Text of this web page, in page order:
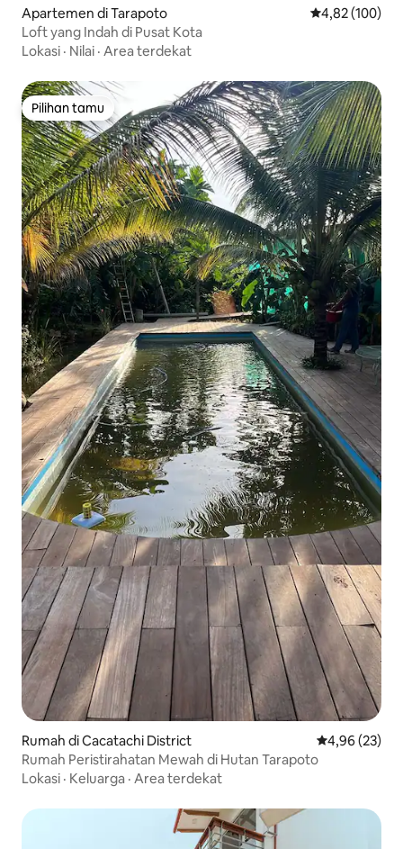
Apartemen di Tarapoto Nilai rata-rata
4,82 (100)
Loft yang Indah di Pusat Kota
Lokasi · Nilai · Area terdekat
Pilihan tamu
Pilihan tamu
Rumah di Cacatachi District Nilai rata-rata
4,96 (23)
Rumah Peristirahatan Mewah di Hutan Tarapoto
Lokasi · Keluarga · Area terdekat